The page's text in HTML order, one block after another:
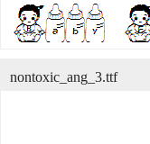
nontoxic_ang_3.ttf